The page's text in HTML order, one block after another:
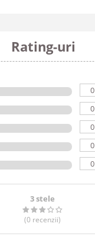
Rating-uri
0
0
0
0
0
3 stele
(0 recenzii)